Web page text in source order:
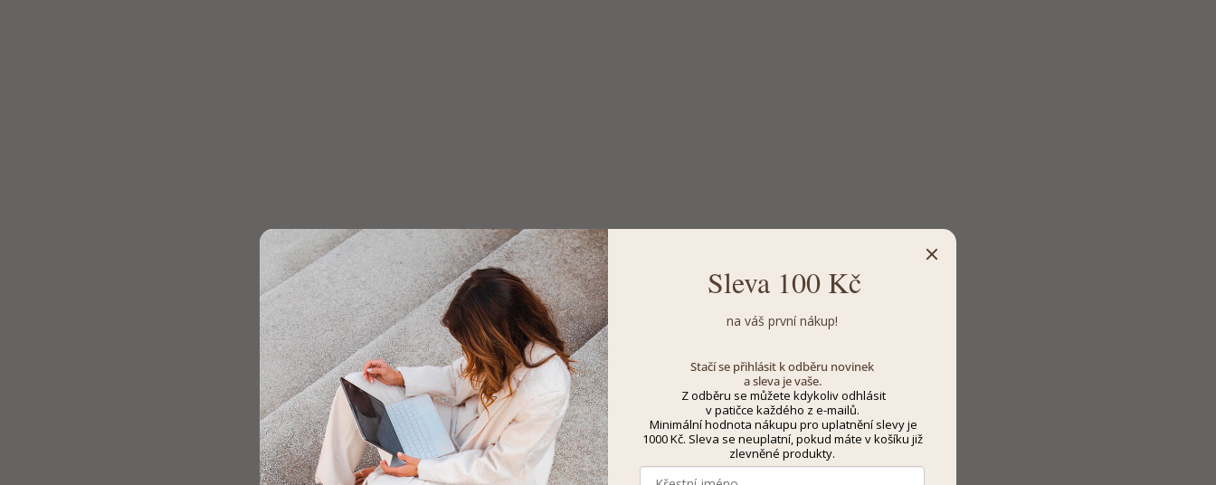
Sleva 100 Kč
na váš první nákup!
Stačí se přihlásit k odběru novinek
a sleva je vaše.
Z odběru se můžete kdykoliv odhlásit
v patičce každého z e-mailů.
Minimální hodnota nákupu pro uplatnění slevy je
1000 Kč. Sleva se neuplatní, pokud máte v košíku již
zlevněné produkty.